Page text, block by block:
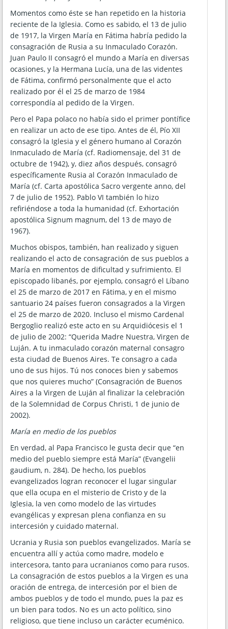
Momentos como éste se han repetido en la historia
reciente de la Iglesia. Como es sabido, el 13 de julio
de 1917, la Virgen María en Fátima habría pedido la
consagración de Rusia a su Inmaculado Corazón.
Juan Paulo II consagró el mundo a María en diversas
ocasiones, y la Hermana Lucía, una de las videntes
de Fátima, confirmó personalmente que el acto
realizado por él el 25 de marzo de 1984
correspondía al pedido de la Virgen.
Pero el Papa polaco no había sido el primer pontífice
en realizar un acto de ese tipo. Antes de él, Pío XII
consagró la Iglesia y el género humano al Corazón
Inmaculado de María (cf. Radiomensaje, del 31 de
octubre de 1942), y, diez años después, consagró
específicamente Rusia al Corazón Inmaculado de
María (cf. Carta apostólica Sacro vergente anno, del
7 de julio de 1952). Pablo VI también lo hizo
refiriéndose a toda la humanidad (cf. Exhortación
apostólica Signum magnum, del 13 de mayo de
1967).
Muchos obispos, también, han realizado y siguen
realizando el acto de consagración de sus pueblos a
María en momentos de dificultad y sufrimiento. El
episcopado libanés, por ejemplo, consagró el Líbano
el 25 de marzo de 2017 en Fátima, y en el mismo
santuario 24 países fueron consagrados a la Virgen
el 25 de marzo de 2020. Incluso el mismo Cardenal
Bergoglio realizó este acto en su Arquidiócesis el 1
de julio de 2002: “Querida Madre Nuestra, Virgen de
Luján. A tu inmaculado corazón maternal consagro
esta ciudad de Buenos Aires. Te consagro a cada
uno de sus hijos. Tú nos conoces bien y sabemos
que nos quieres mucho” (Consagración de Buenos
Aires a la Virgen de Luján al finalizar la celebración
de la Solemnidad de Corpus Christi, 1 de junio de
2002).
María en medio de los pueblos
En verdad, al Papa Francisco le gusta decir que “en
medio del pueblo siempre está María” (Evangelii
gaudium, n. 284). De hecho, los pueblos
evangelizados logran reconocer el lugar singular
que ella ocupa en el misterio de Cristo y de la
Iglesia, la ven como modelo de las virtudes
evangélicas y expresan plena confianza en su
intercesión y cuidado maternal.
Ucrania y Rusia son pueblos evangelizados. María se
encuentra allí y actúa como madre, modelo e
intercesora, tanto para ucranianos como para rusos.
La consagración de estos pueblos a la Virgen es una
oración de entrega, de intercesión por el bien de
ambos pueblos y de todo el mundo, pues la paz es
un bien para todos. No es un acto político, sino
religioso, que tiene incluso un carácter ecuménico.